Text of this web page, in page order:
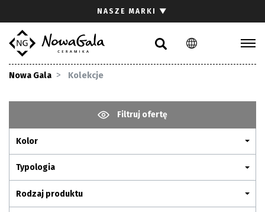
PL EN
NASZE MARKI ▼
Nowa Gala Kolekcje
Filtruj ofertę
Kolor
Typologia
Rodzaj produktu
Gdzie kupić
Pliki do pobrania
Pytania i odpowiedzi
Kariera
Kontakt